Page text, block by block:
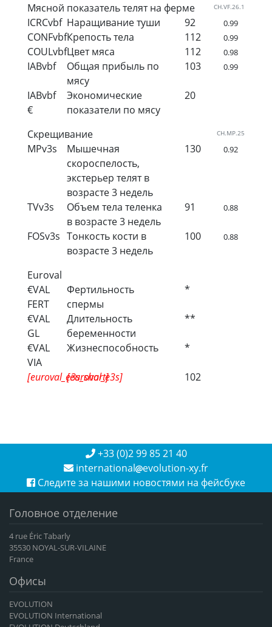
Мясной показатель телят на ферме CH.VF.26.1
ICRCvbf Наращивание туши 92 0.99
CONFvbfКрепость тела 112 0.99
COULvbfЦвет мяса 112 0.98
IABvbf
Общая прибыль по
мясу
103 0.99
IABvbf
€
Экономические
показатели по мясу
20
Скрещивание CH.MP.25
MPv3s
Мышечная
скороспелость,
экстерьер телят в
возрасте 3 недель
130 0.92
TVv3s
Объем тела теленка
в возрасте 3 недель
91 0.88
FOSv3s Тонкость кости в
возрасте 3 недель
100 0.88
Euroval
€VAL
FERT
Фертильность
спермы
*
€VAL
GL
Длительность
беременности
**
€VAL
VIA
Жизнеспособность *
[euroval_e3s_short]
[euroval_e3s] 102
+33 (0)2 99 85 21 40
international
evolution-xy.fr
Следите за нашими новостями на фейсбуке
Головное отделение
4 rue Éric Tabarly
35530 NOYAL-SUR-VILAINE
France
Офисы
EVOLUTION
EVOLUTION International